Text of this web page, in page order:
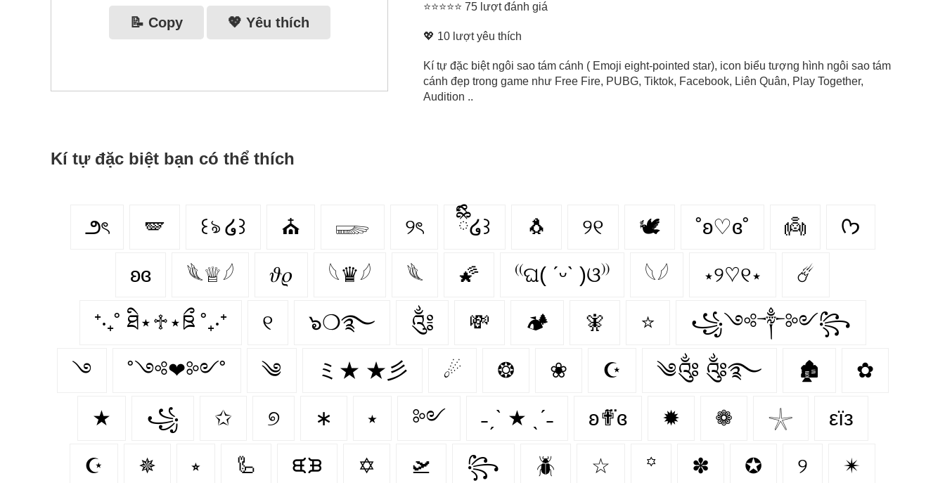
📝 Copy 💖 Yêu thích
⭐⭐⭐⭐⭐ 75 lượt đánh giá
💖 10 lượt yêu thích
Kí tự đặc biệt ngôi sao tám cánh ( Emoji eight-pointed star), icon biểu tượng hình ngôi sao tám
cánh đẹp trong game như Free Fire, PUBG, Tiktok, Facebook, Liên Quân, Play Together,
Audition ..
Kí tự đặc biệt bạn có thể thích
౨ৎ 🪽 ꒰ঌ ໒꒱ ⛪️ 𓆃 ୨ৎ ྀིྀི໒꒱ 🐧 ୨୧ 🕊️ ˚ʚ♡ɞ˚ 👼 ᡣ𐭩
ʚɞ 𓆰♕𓆪 𝜗𝜚 𓆩♛𓆪 𓆰 🌠 ⁽⁽ଘ( ˊᵕˋ )ଓ⁾⁾ 𓆩𓆪 ⋆୨♡୧⋆ ☄️
⁺‧₊˚ ཐི⋆♱⋆ཋྀ ˚₊‧⁺ ୧ ๖❍࿐ ༃ 💸 🏕️ 🧚‍ ⭐ ꧁༺༒༻꧂
࿓ ˚༺❤︎༻˚ ༄ ミ★ ★彡 ☄ ❂ ❀ ☪ ༄༂ ༂࿐ 🏚 ✿
★ ꧁ ✩ ୭ ∗ ⭑ ༻ ˗ˏˋ ★ ˎˊ˗ ʚ✟⃛ɞ ✹ ❁ 𓇼 εїз
☪️ ✵ ⭒ 🦾 ᙙᙖ ✡ 🛫 ꧂ 🪲 ☆ ꙳ ✽ ✪ ୨ ✴